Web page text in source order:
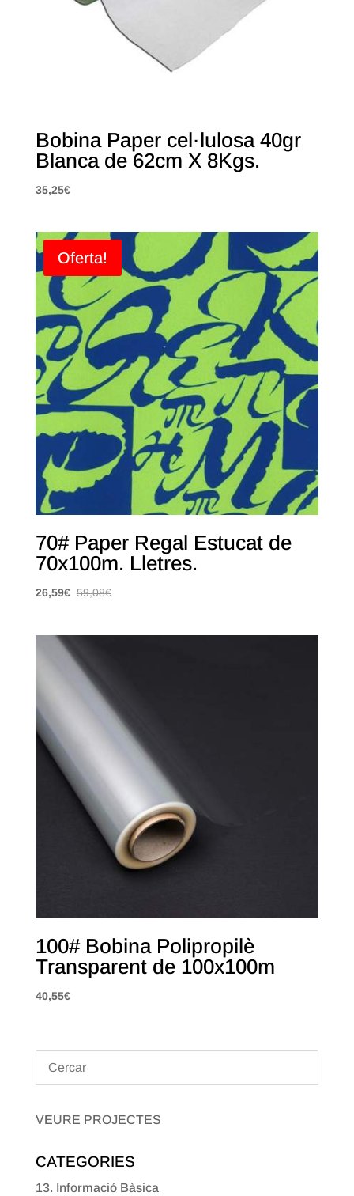
Bobina Paper cel·lulosa 40gr
Blanca de 62cm X 8Kgs.
35,25€
Oferta!
70# Paper Regal Estucat de
70x100m. Lletres.
26,59€ 59,08€
100# Bobina Polipropilè
Transparent de 100x100m
40,55€
VEURE PROJECTES
CATEGORIES
13. Informació Bàsica